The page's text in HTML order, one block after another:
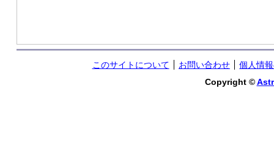
このサイトについて お問い合わせ
個人情
Copyright ©